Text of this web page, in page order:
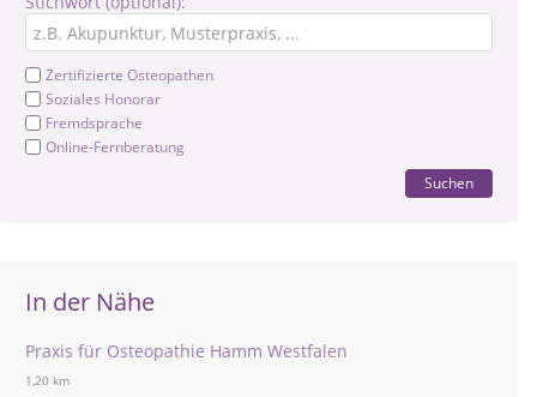
Zertifizierte Osteopathen
Soziales Honorar
Fremdsprache
Online-Fernberatung
Suchen
In der Nähe
Praxis für Osteopathie Hamm Westfalen
1,20 km